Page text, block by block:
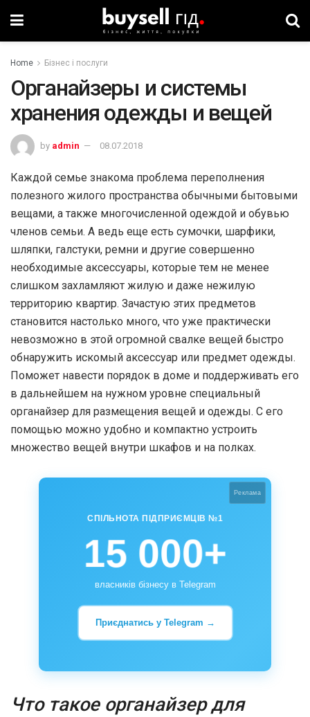
Home Бізнес і послуги
Органайзеры и системы
хранения одежды и вещей
by admin 08.07.2018
Каждой семье знакома проблема переполнения
полезного жилого пространства обычными бытовыми
вещами, а также многочисленной одеждой и обувью
членов семьи. А ведь еще есть сумочки, шарфики,
шляпки, галстуки, ремни и другие совершенно
необходимые аксессуары, которые тем не менее
слишком захламляют жилую и даже нежилую
территорию квартир. Зачастую этих предметов
становится настолько много, что уже практически
невозможно в этой огромной свалке вещей быстро
обнаружить искомый аксессуар или предмет одежды.
Поможет навести порядок в доме и поддерживать его
в дальнейшем на нужном уровне специальный
органайзер для размещения вещей и одежды. С его
помощью можно удобно и компактно устроить
множество вещей внутри шкафов и на полках.
Реклама
СПІЛЬНОТА ПІДПРИЄМЦІВ №1
15 000+
власників бізнесу в Telegram
Приєднатись у Telegram →
Что такое органайзер для